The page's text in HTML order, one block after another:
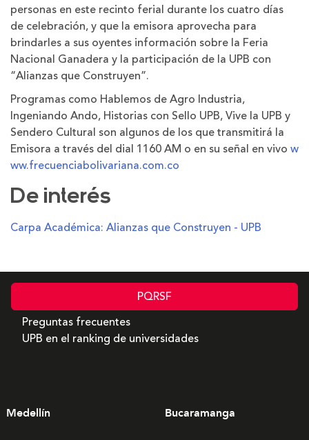
personas en este recinto ferial durante los cuatro días
de celebración, y que la emisora aprovecha para
brindarles a sus oyentes información sobre la Feria
Nacional Ganadera y la participación de la UPB con
“Alianzas que Construyen”.
Programas como Hablemos de Agro Industria,
Ingeniando Ando, Historias con Sello UPB, Vive la UPB y
Sendero Cultural son algunos de los que transmitirá la
Emisora a través del dial 1160 AM o en su señal en vivo w
ww.frecuenciabolivariana.com.co
De interés
Carpa Académica: Alianzas que Construyen - UPB
PQRSF
Preguntas frecuentes
UPB en el ranking de universidades
Medellín Bucaramanga